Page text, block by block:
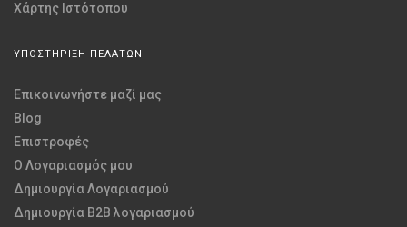
Χάρτης Ιστότοπου
ΥΠΟΣΤΗΡΙΞΗ ΠΕΛΑΤΩΝ
Επικοινωνήστε μαζί μας
Blog
Επιστροφές
O Λογαριασμός μου
Δημιουργία Λογαριασμού
Δημιουργία B2B λογαριασμού